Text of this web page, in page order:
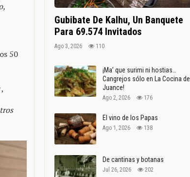
50
,
Gubibate De Kalhu, Un Banquete
Para 69.574 Invitados
Ago 3, 2026 110
¡Ma’ que surimi ni hostias…
Cangrejos sólo en La Cocina de
Juance!
Ago 2, 2026 176
El vino de los Papas
Ago 1, 2026 138
De cantinas y botanas
Jul 26, 2026 202